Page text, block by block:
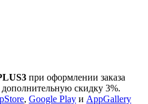
при оформлении заказа
скидку 3%.
, Google Play и AppGallery